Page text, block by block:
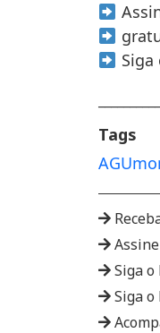
Siga
Tags
AGU
Siga o
Siga o